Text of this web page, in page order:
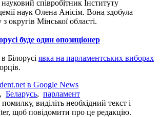
співробітник Інституту
наук Олена Анісім. Вона здобула
округів Мінської області.
буде один опозиціонер
Білорусі явка на парламентських виборах
в Google News
, Беларусь, парламент
виділіть необхідний текст і
щоб повідомити про це редакцію.